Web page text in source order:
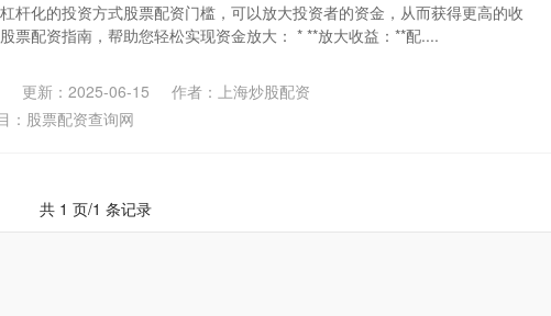
杆化的投资方式股票配资门槛，可以放大投资者的资金，从而获得更高的收
票配资指南，帮助您轻松实现资金放大： * **放大收益：**配....
更新：2025-06-15
作者：上海炒股配资
： 股票配资查询网
共 1 页/1 条记录